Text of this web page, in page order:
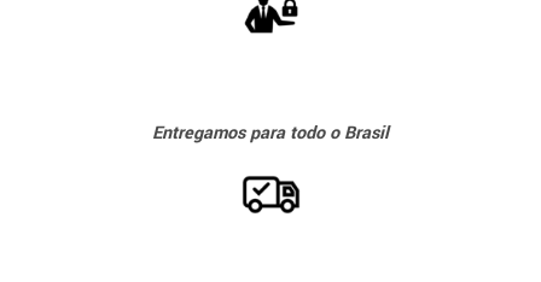
Entregamos para todo o Brasil